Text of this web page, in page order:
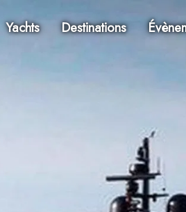
Yachts Destinations